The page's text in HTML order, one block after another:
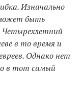
Изначально
быть
Четырехлетний
в то время и
Однако нет
в тот самый